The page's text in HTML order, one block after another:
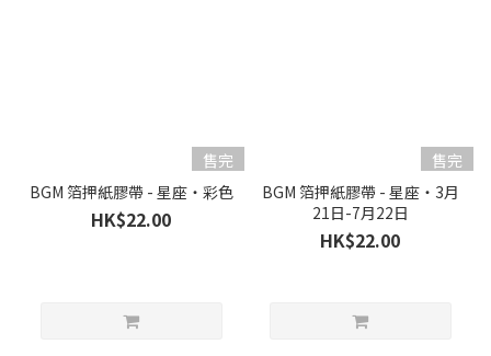
售完
BGM 箔押紙膠帶 - 星座・彩色
HK$22.00
售完
BGM 箔押紙膠帶 - 星座・3月
21日-7月22日
HK$22.00